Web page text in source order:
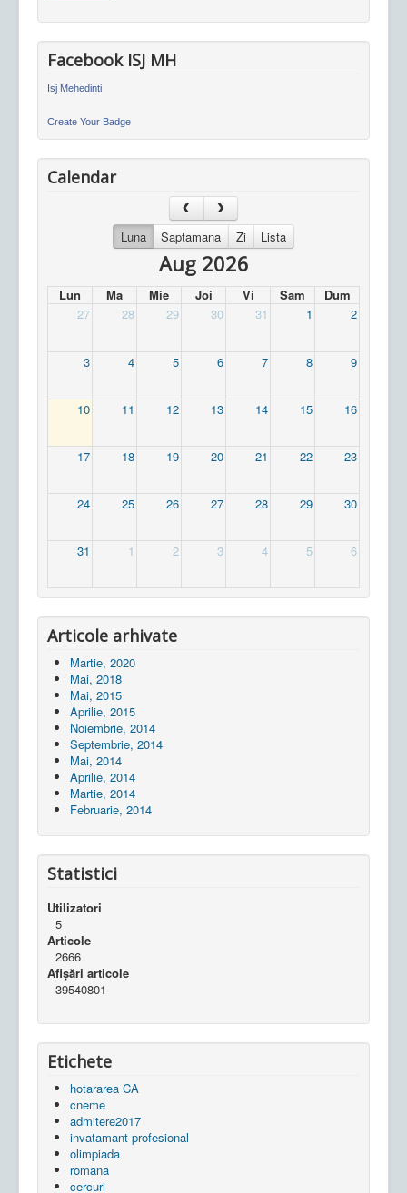
Facebook ISJ MH
Isj Mehedinti
Create Your Badge
Calendar
Luna Saptamana Zi Lista
Aug 2026
Lun Ma Mie Joi Vi Sam
Dum
27
28 29 30 31 1 2
3 4 5 6 7 8 9
10 11 12 13 14 15 16
17 18 19 20 21 22 23
24 25 26 27 28 29 30
31 1 2 3 4 5 6
Articole arhivate
Martie, 2020
Mai, 2018
Mai, 2015
Aprilie, 2015
Noiembrie, 2014
Septembrie, 2014
Mai, 2014
Aprilie, 2014
Martie, 2014
Februarie, 2014
Statistici
Utilizatori
5
Articole
2666
Afișări articole
39540801
Etichete
hotararea CA
cneme
admitere2017
invatamant profesional
olimpiada
romana
cercuri